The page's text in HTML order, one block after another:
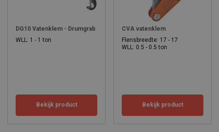
DG10 Vatenklem - Drumgrab
WLL: 1 - 1 ton
Bekijk product
CVA vatenklem
Flensbreedte: 17 - 17
WLL: 0.5 - 0.5 ton
Bekijk product